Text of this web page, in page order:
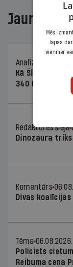
Analīze
Kā Šlesera
340 000 vērtu
Redaktores sleja
Dinozaura triks
Komentārs
Divas koalīcijas
Tēma 06.08.2026.
Policists
Reibuma cena
Mēs
lapas
vienmēr